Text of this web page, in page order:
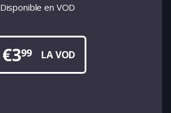
Disponible en VOD
€399 LA VOD